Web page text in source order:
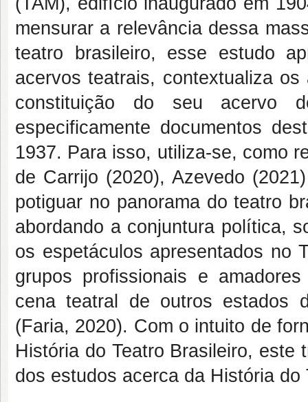
mensurar a relevância dessa
teatro brasileiro, esse estudo
acervos teatrais, contextualiza
constituição do seu acervo
especificamente documentos
1937. Para isso, utiliza-se, como
de Carrijo (2020), Azevedo
potiguar no panorama do teatro
abordando a conjuntura política,
os espetáculos apresentados no
grupos profissionais e
cena teatral de outros estados
(Faria, 2020). Com o intuito de
História do Teatro Brasileiro, este
dos estudos acerca da História